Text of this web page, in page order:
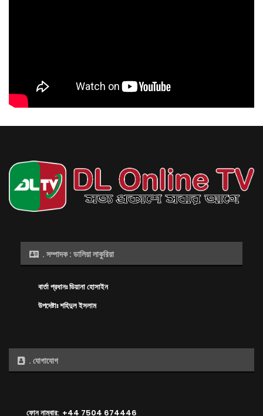
আগস্ট ৬, ২০২৬
. সম্পাদক : ডালিয়া লাকুরিয়া
বার্তা প্রধানঃ ডিয়ানা হোসাইন
উপদেষ্টাঃ শহিদুল ইসলাম
. যোগাযোগ
ফোন নাম্বার: +44 7504 674446